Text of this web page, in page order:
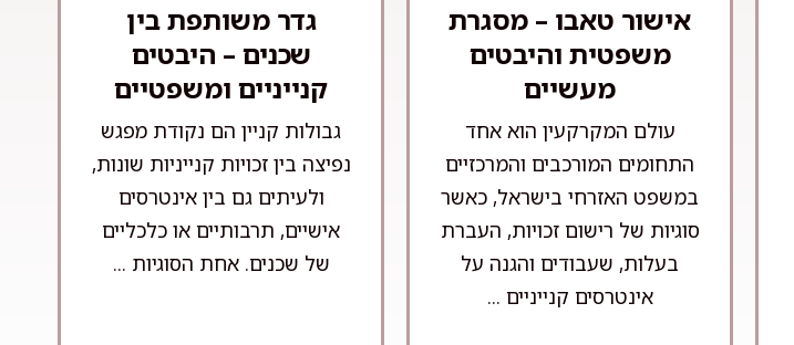
אישור טאבו – מסגרת
משפטית והיבטים
מעשיים
עולם המקרקעין הוא אחד
התחומים המורכבים והמרכזיים
במשפט האזרחי בישראל, כאשר
סוגיות של רישום זכויות, העברת
בעלות, שעבודים והגנה על
אינטרסים קנייניים ...
גדר משותפת בין
שכנים – היבטים
קנייניים ומשפטיים
גבולות קניין הם נקודת מפגש
נפיצה בין זכויות קנייניות שונות,
ולעיתים גם בין אינטרסים
אישיים, תרבותיים או כלכליים
של שכנים. אחת הסוגיות ...